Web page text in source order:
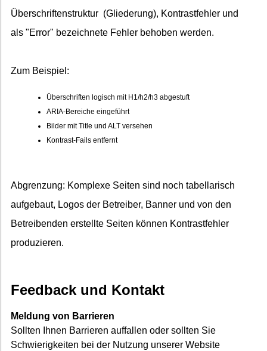
Überschriftenstruktur (Gliederung), Kontrastfehler und
als "Error" bezeichnete Fehler behoben werden.
Zum Beispiel:
Überschriften logisch mit H1/h2/h3 abgestuft
ARIA-Bereiche eingeführt
Bilder mit Title und ALT versehen
Kontrast-Fails entfernt
Abgrenzung: Komplexe Seiten sind noch tabellarisch
aufgebaut, Logos der Betreiber, Banner und von den
Betreibenden erstellte Seiten können Kontrastfehler
produzieren.
Feedback und Kontakt
Meldung von Barrieren
Sollten Ihnen Barrieren auffallen oder sollten Sie
Schwierigkeiten bei der Nutzung unserer Website